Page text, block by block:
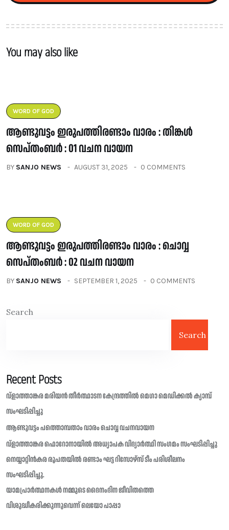
You may also like
WORD OF GOD
ആണ്ടുവട്ടം ഇരുപത്തിരണ്ടാം വാരം : തിങ്കൾ
സെപ്തംബർ : 01 വചന വായന
BY SANJO NEWS AUGUST 31, 2025 0 COMMENTS
WORD OF GOD
ആണ്ടുവട്ടം ഇരുപത്തിരണ്ടാം വാരം : ചൊവ്വ
സെപ്തംബർ : 02 വചന വായന
BY SANJO NEWS SEPTEMBER 1, 2025 0 COMMENTS
Search
Search
Recent Posts
വ്ളാത്താങ്കര മരിയൻ തീർത്ഥാടന കേന്ദ്രത്തിൽ മെഗാ മെഡിക്കൽ ക്യാമ്പ്
സംഘടിപ്പിച്ചു
ആണ്ടുവട്ടം പത്തൊമ്പതാം വാരം ചൊവ്വ വചനവായന
വ്ളാത്താങ്കര ഫൊറോനായിൽ അധ്യാപക വിദ്യാർത്ഥി സംഗമം സംഘടിപ്പിച്ചു
നെയ്യാറ്റിൻകര രൂപതയിൽ രണ്ടാം ഘട്ട റിസോഴ്സ് ടീം പരിശീലനം
സംഘടിപ്പിച്ചു.
യാമപ്രാർത്ഥനകൾ നമ്മുടെ ദൈനംദിന ജീവിതത്തെ
വിശുദ്ധീകരിക്കുന്നുവെന്ന് ലെയോ പാപ്പാ